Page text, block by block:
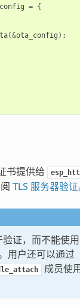
= {
(&ota_config );
书提供给
TLS 服务器验证
证，而不能使
用户还可以通过
成员使用